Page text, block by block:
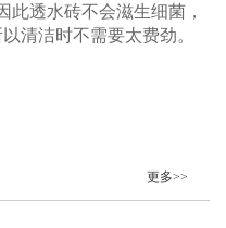
此透水砖不会滋生细菌，
清洁时不需要太费劲。
更多>>